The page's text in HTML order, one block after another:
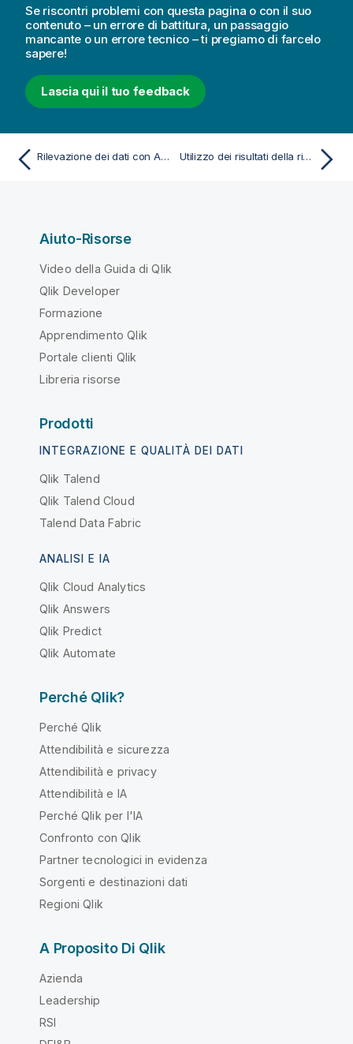
Se riscontri problemi con questa pagina o con il suo
contenuto – un errore di battitura, un passaggio
mancante o un errore tecnico – ti pregiamo di farcelo
sapere!
Lascia qui il tuo feedback
Rilevazione dei dati con Associative Insights Utilizzo dei risultati della ricerca per modificare le selezioni
Aiuto-Risorse
Video della Guida di Qlik
Qlik Developer
Formazione
Apprendimento Qlik
Portale clienti Qlik
Libreria risorse
Prodotti
INTEGRAZIONE E QUALITÀ DEI DATI
Qlik Talend
Qlik Talend Cloud
Talend Data Fabric
ANALISI E IA
Qlik Cloud Analytics
Qlik Answers
Qlik Predict
Qlik Automate
Perché Qlik?
Perché Qlik
Attendibilità e sicurezza
Attendibilità e privacy
Attendibilità e IA
Perché Qlik per l'IA
Confronto con Qlik
Partner tecnologici in evidenza
Sorgenti e destinazioni dati
Regioni Qlik
A Proposito Di Qlik
Azienda
Leadership
RSI